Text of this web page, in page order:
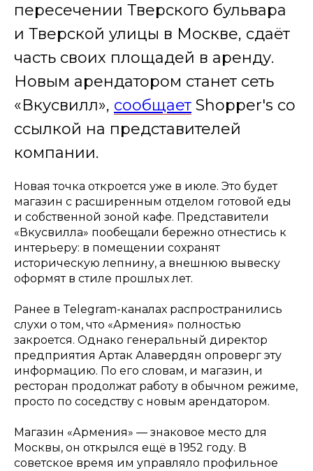
пересечении Тверского бульвара
и Тверской улицы в Москве, сдаёт
часть своих площадей в аренду.
Новым арендатором станет сеть
«Вкусвилл», сообщает Shopper's со
ссылкой на представителей
компании.
Новая точка откроется уже в июле. Это будет
магазин с расширенным отделом готовой еды
и собственной зоной кафе. Представители
«Вкусвилла» пообещали бережно отнестись к
интерьеру: в помещении сохранят
историческую лепнину, а внешнюю вывеску
оформят в стиле прошлых лет.
Ранее в Telegram-каналах распространились
слухи о том, что «Армения» полностью
закроется. Однако генеральный директор
предприятия Артак Алавердян опроверг эту
информацию. По его словам, и магазин, и
ресторан продолжат работу в обычном режиме,
просто по соседству с новым арендатором.
Магазин «Армения» — знаковое место для
Москвы, он открылся ещё в 1952 году. В
советское время им управляло профильное